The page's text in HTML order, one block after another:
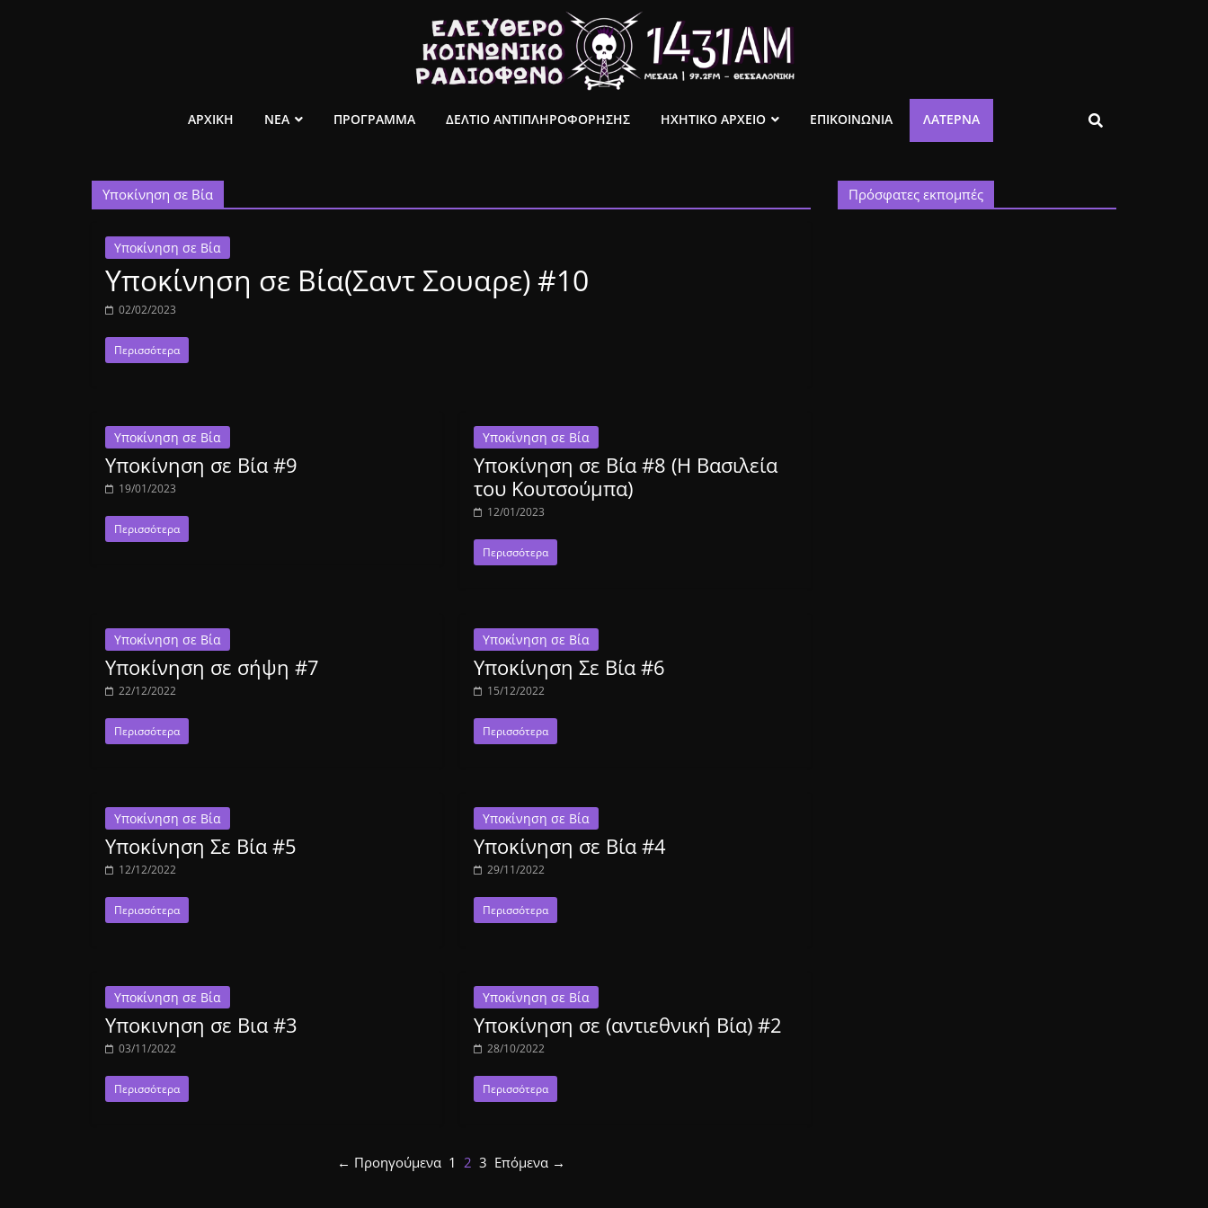
ελεύθερο
κοινωνικό
ραδιόφωνο
1431AM
ΑΡΧΙΚΗ ΝΕΑ ΠΡΟΓΡΑΜΜΑ ΔΕΛΤΙΟ ΑΝΤΙΠΛΗΡΟΦΟΡΗΣΗΣ ΗΧΗΤΙΚΟ ΑΡΧΕΙΟ ΕΠΙΚΟΙΝΩΝΙΑ ΛΑΤΈΡΝΑ
Υποκίνηση σε Βία
Υποκίνηση σε Βία
Υποκίνηση σε Βία(Σαντ Σουαρε) #10
02/02/2023
Περισσότερα
Υποκίνηση σε Βία
Υποκίνηση σε Βία #9
19/01/2023
Περισσότερα
Υποκίνηση σε Βία
Υποκίνηση σε Βία #8 (Η Βασιλεία
του Κουτσούμπα)
12/01/2023
Περισσότερα
Υποκίνηση σε Βία
Υποκίνηση σε σήψη #7
22/12/2022
Περισσότερα
Υποκίνηση σε Βία
Υποκίνηση Σε Βία #6
15/12/2022
Περισσότερα
Υποκίνηση σε Βία
Υποκίνηση Σε Βία #5
12/12/2022
Περισσότερα
Υποκίνηση σε Βία
Υποκίνηση σε Βία #4
29/11/2022
Περισσότερα
Υποκίνηση σε Βία
Υποκινηση σε Βια #3
03/11/2022
Περισσότερα
Υποκίνηση σε Βία
Υποκίνηση σε (αντιεθνική Βία) #2
28/10/2022
Περισσότερα
← Προηγούμενα 1 2 3 Επόμενα →
Πρόσφατες εκπομπές